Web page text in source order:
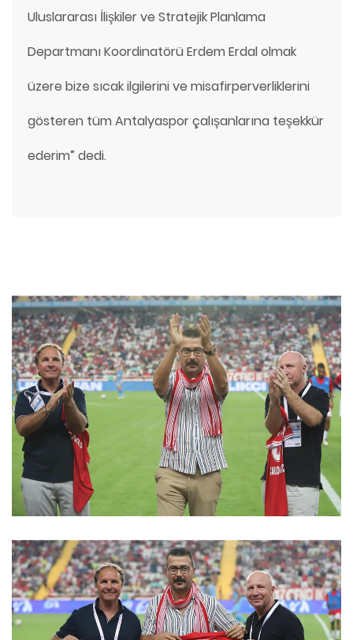
Uluslararası İlişkiler ve Stratejik Planlama
Departmanı Koordinatörü Erdem Erdal olmak
üzere bize sıcak ilgilerini ve misafirperverliklerini
gösteren tüm Antalyaspor çalışanlarına teşekkür
ederim” dedi.